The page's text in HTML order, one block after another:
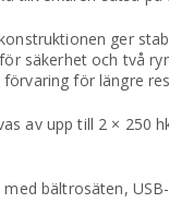
ger
säkerhet och två
för längre
av upp till 2 × 250
bältrosäten,